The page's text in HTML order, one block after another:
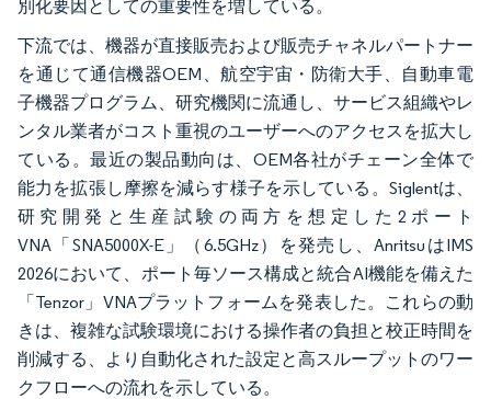
別化要因としての重要性を増している。
下流では、機器が直接販売および販売チャネルパートナー
を通じて通信機器OEM、航空宇宙・防衛大手、自動車電
子機器プログラム、研究機関に流通し、サービス組織やレ
ンタル業者がコスト重視のユーザーへのアクセスを拡大し
ている。最近の製品動向は、OEM各社がチェーン全体で
能力を拡張し摩擦を減らす様子を示している。Siglentは、
研究開発と生産試験の両方を想定した2ポート
VNA「SNA5000X-E」（6.5GHz）を発売し、AnritsuはIMS
2026において、ポート毎ソース構成と統合AI機能を備えた
「Tenzor」VNAプラットフォームを発表した。これらの動
きは、複雑な試験環境における操作者の負担と校正時間を
削減する、より自動化された設定と高スループットのワー
クフローへの流れを示している。